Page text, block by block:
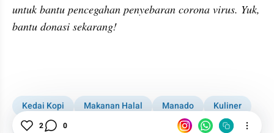
untuk bantu pencegahan penyebaran corona virus. Yuk,
bantu donasi sekarang!
Kedai Kopi Makanan Halal Manado
Kuliner
Kuliner Manado
2 0